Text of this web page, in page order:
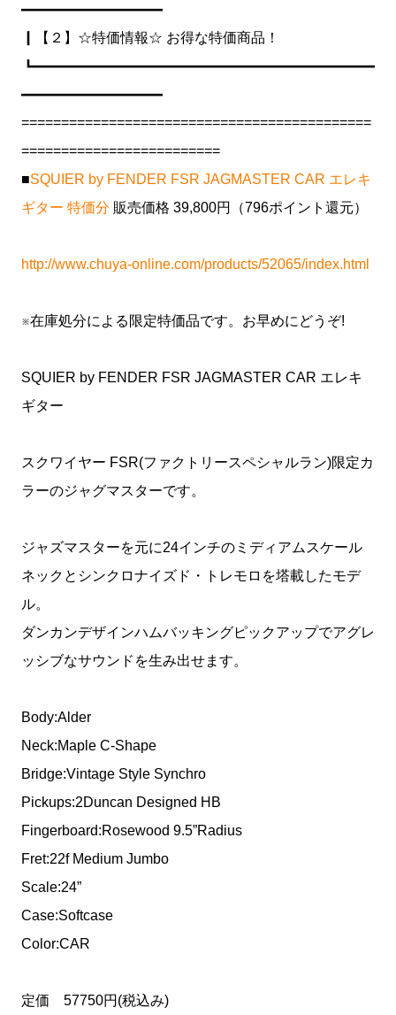
━━━━━━━━━━
┃【２】☆特価情報☆ お得な特価商品！
┗━━━━━━━━━━━━━━━━━━━━━━━━
━━━━━━━━━━
============================================
=========================
■SQUIER by FENDER FSR JAGMASTER CAR エレキ
ギター 特価分 販売価格 39,800円（796ポイント還元）
http://www.chuya-online.com/products/52065/index.html
※在庫処分による限定特価品です。お早めにどうぞ!
SQUIER by FENDER FSR JAGMASTER CAR エレキ
ギター
スクワイヤー FSR(ファクトリースペシャルラン)限定カ
ラーのジャグマスターです。
ジャズマスターを元に24インチのミディアムスケール
ネックとシンクロナイズド・トレモロを塔載したモデ
ル。
ダンカンデザインハムバッキングピックアップでアグレ
ッシブなサウンドを生み出せます。
Body:Alder
Neck:Maple C-Shape
Bridge:Vintage Style Synchro
Pickups:2Duncan Designed HB
Fingerboard:Rosewood 9.5”Radius
Fret:22f Medium Jumbo
Scale:24”
Case:Softcase
Color:CAR
定価 57750円(税込み)